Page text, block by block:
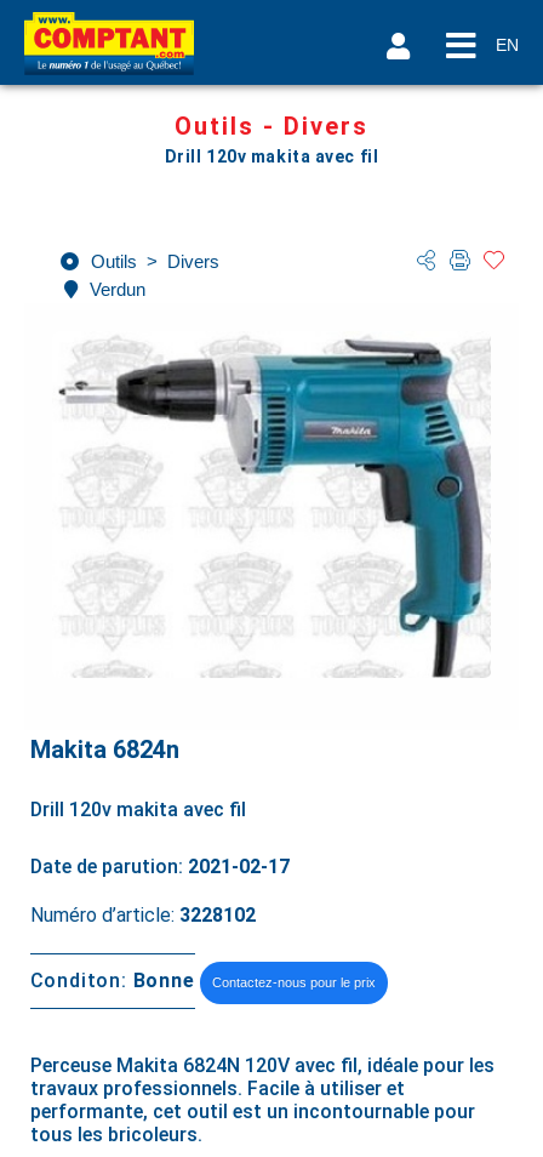
EN
Outils - Divers
Drill 120v makita avec fil
Outils > Divers
Verdun
Makita 6824n
Drill 120v makita avec fil
Date de parution: 2021-02-17
Numéro d’article: 3228102
Conditon: Bonne Contactez-nous pour le prix
Perceuse Makita 6824N 120V avec fil, idéale pour les
travaux professionnels. Facile à utiliser et
performante, cet outil est un incontournable pour
tous les bricoleurs.